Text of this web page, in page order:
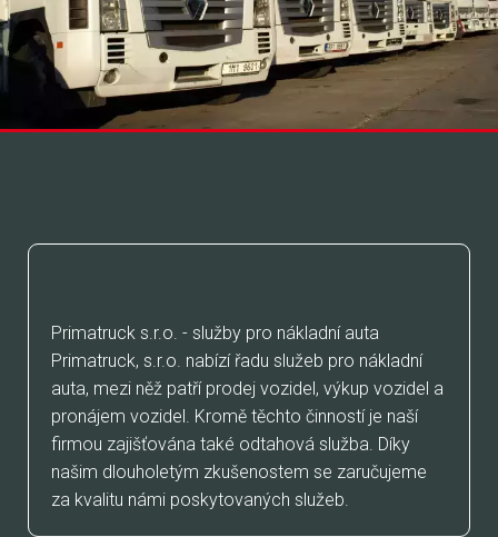
Primatruck s.r.o. - služby pro nákladní auta
Primatruck, s.r.o. nabízí řadu služeb pro nákladní
auta, mezi něž patří prodej vozidel, výkup vozidel a
pronájem vozidel. Kromě těchto činností je naší
firmou zajišťována také odtahová služba. Díky
našim dlouholetým zkušenostem se zaručujeme
za kvalitu námi poskytovaných služeb.